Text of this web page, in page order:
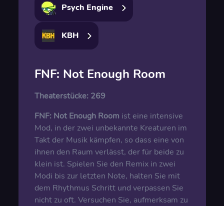
Psych Engine
KBH
FNF: Not Enough Room
Theaterstücke: 269
FNF: Not Enough Room ist eine intensive
Mod, in der zwei unbekannte Kreaturen im
Takt der Musik kämpfen, so dass eine von
ihnen den Raum verlässt, der für beide zu
klein ist. Spielen Sie den Remix in zwei
Modi bis zur letzten Note, halten Sie mit
dem Rhythmus Schritt und verpassen Sie
nicht zu oft. Versuchen Sie, aufmerksam zu